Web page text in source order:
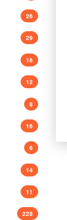
26
29
16
12
8
16
6
14
11
228